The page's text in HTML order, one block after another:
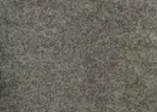
オンラインショップへ
お問い